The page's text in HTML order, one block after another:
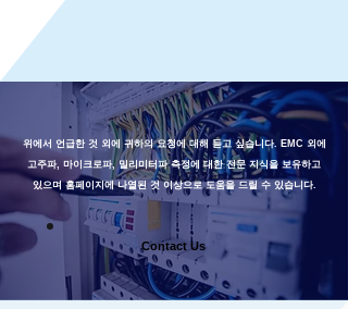
위에서 언급한 것 외에 귀하의 요청에 대해 듣고 싶습니다. EMC 외에
고주파, 마이크로파, 밀리미터파 측정에 대한 전문 지식을 보유하고
있으며 홈페이지에 나열된 것 이상으로 도움을 드릴 수 있습니다.
Contact Us​